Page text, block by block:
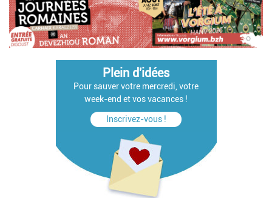
Plein d'idées
Pour sauver votre mercredi, votre
week-end et vos vacances !
Inscrivez-vous !